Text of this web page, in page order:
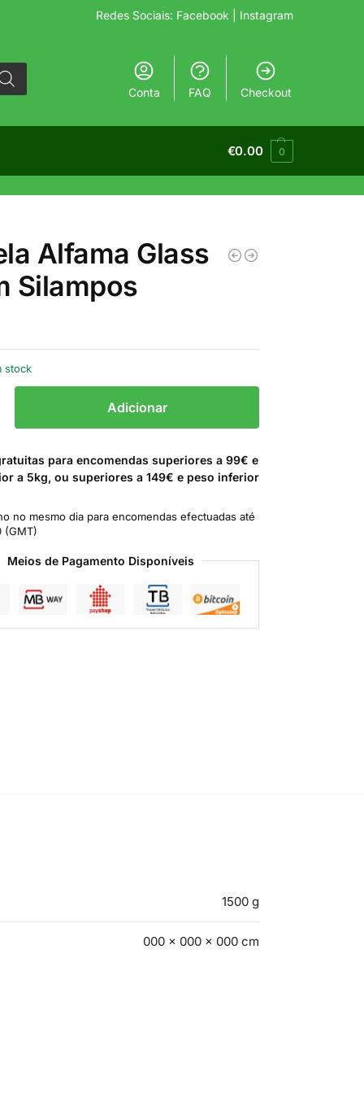
Redes Sociais: Facebook | Instagram
Conta FAQ Checkout
€0.00 0
Alfama Glass
Silampos
stock
Adicionar
para encomendas superiores a 99€ e
a 5kg, ou superiores a 149€ e peso inferior
no mesmo dia para encomendas efectuadas até
(GMT)
Meios de Pagamento Disponíveis
1500 g
000 × 000 × 000 cm